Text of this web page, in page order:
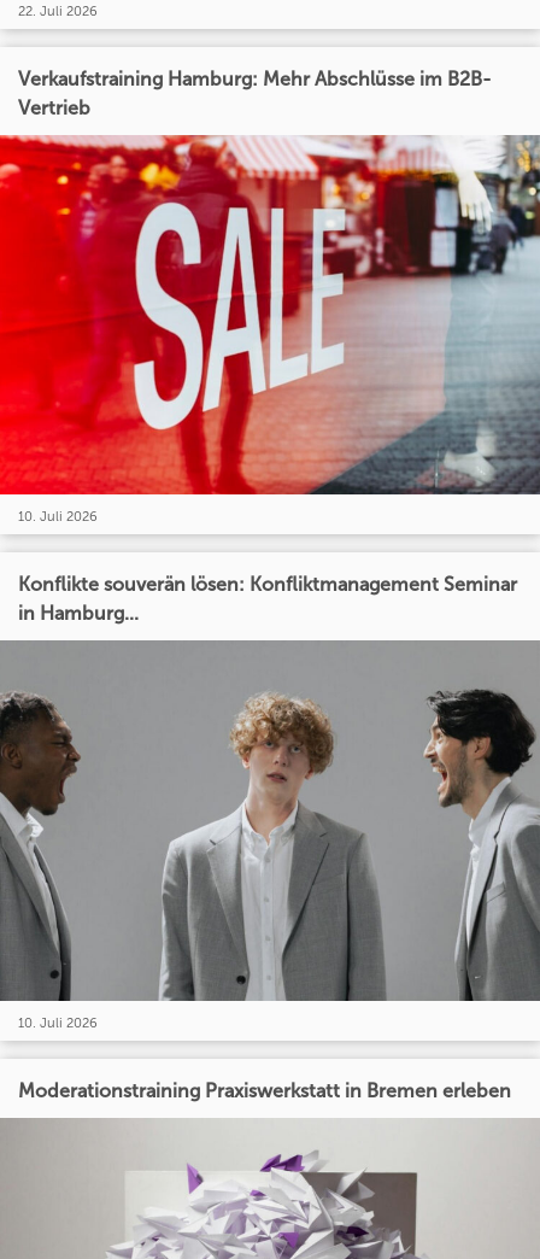
22. Juli 2026
Verkaufstraining Hamburg: Mehr Abschlüsse im B2B-
Vertrieb
10. Juli 2026
Konflikte souverän lösen: Konfliktmanagement Seminar
in Hamburg...
10. Juli 2026
Moderationstraining Praxiswerkstatt in Bremen erleben